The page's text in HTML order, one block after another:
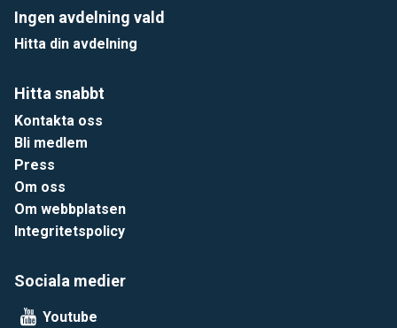
Ingen avdelning vald
Hitta din avdelning
Hitta snabbt
Kontakta oss
Bli medlem
Press
Om oss
Om webbplatsen
Integritetspolicy
Sociala medier
Youtube